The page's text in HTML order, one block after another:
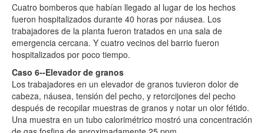
Cuatro bomberos que habían llegado al lugar de los hechos
fueron hospitalizados durante 40 horas por náusea. Los
trabajadores de la planta fueron tratados en una sala de
emergencia cercana. Y cuatro vecinos del barrio fueron
hospitalizados por poco tiempo.
Caso 6--Elevador de granos
Los trabajadores en un elevador de granos tuvieron dolor de
cabeza, náusea, tensión del pecho, y retorcijones del pecho
después de recopilar muestras de granos y notar un olor fétido.
Una muestra en un tubo calorimétrico mostró una concentración